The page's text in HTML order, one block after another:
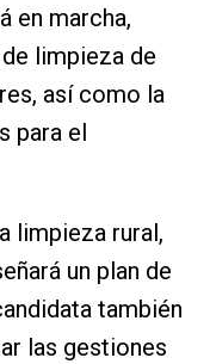
en marcha,
limpieza de
así como la
para el
limpieza rural,
un plan de
también
las gestiones